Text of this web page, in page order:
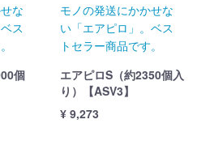
な
ス
個
モノの発送にかかせな
い「エアピロ」。ベス
トセラー商品です。
エアピロS（約2350個入
り）【ASV3】
¥ 9,273